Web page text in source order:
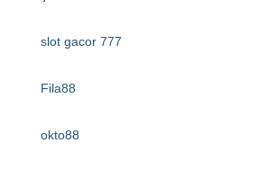
slot gacor 777
Fila88
okto88